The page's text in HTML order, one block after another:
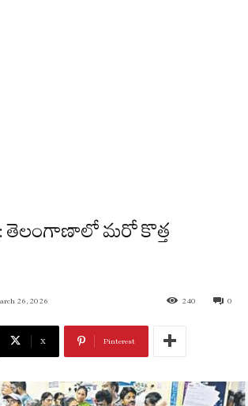
తెలంగాణాలో మరో కొత్త
26, 2026 0
240
X Pinterest